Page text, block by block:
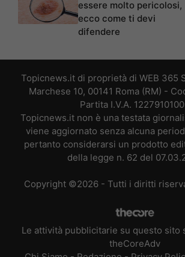
essere molto pericolosi,
ecco come ti devi
difendere
Topicnews.it di proprietà di WEB 365
Marchese 10, 00141 Roma (RM) -
Partita I.V.A.
Topicnews.it non è una testata
viene aggiornato senza alcuna
pertanto considerarsi un prodotto
della legge n. 62 del
Copyright ©2026 - Tutti i diritti
Le attività pubblicitarie su questo sito
theCoreAdv